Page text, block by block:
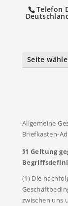
Telefon
Seite
Allgemeine
Briefkasten-
§1 Geltung
(1) Die
zwischen uns